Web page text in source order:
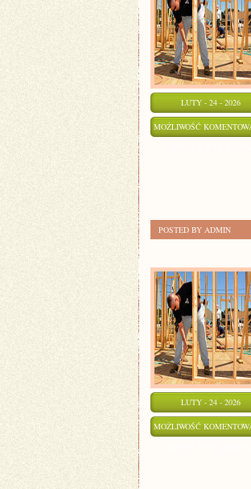
LUTY - 24 - 2026
MOŻLIWOŚĆ
POSTED BY ADMIN
LUTY - 24 - 2026
MOŻLIWOŚĆ